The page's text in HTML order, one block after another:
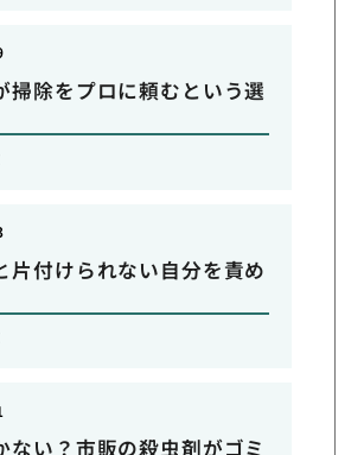
掃除をプロに頼むという選
片付けられない自分を責め
ない？市販の殺虫剤がゴミ